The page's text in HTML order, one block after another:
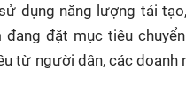
dụng năng lượng tái
đặt mục tiêu
từ người dân, các